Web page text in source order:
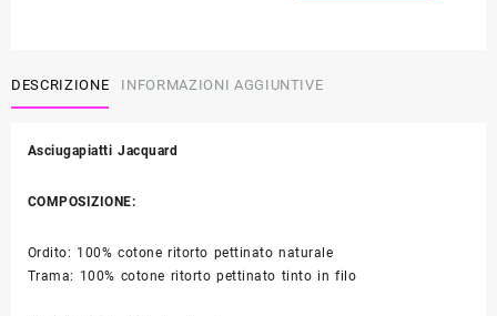
DESCRIZIONE INFORMAZIONI AGGIUNTIVE
Asciugapiatti Jacquard
COMPOSIZIONE:
Ordito: 100% cotone ritorto pettinato naturale
Trama: 100% cotone ritorto pettinato tinto in filo